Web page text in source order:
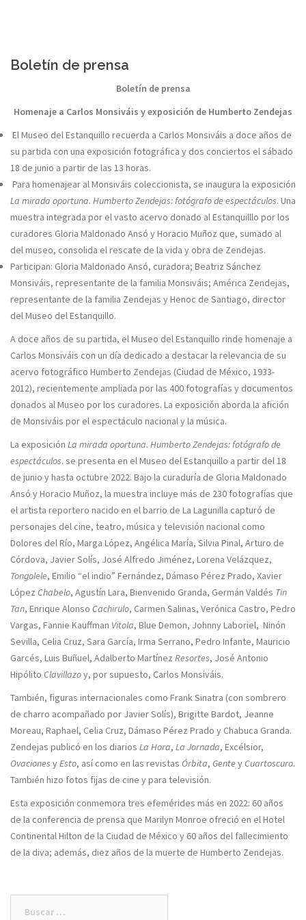
Boletín de prensa
Boletín de prensa
Homenaje a Carlos Monsiváis y exposición de Humberto Zendejas
El Museo del Estanquillo recuerda a Carlos Monsiváis a doce años de
su partida con una exposición fotográfica y dos conciertos el sábado
18 de junio a partir de las 13 horas.
Para homenajear al Monsiváis coleccionista, se inaugura la exposición
La mirada oportuna. Humberto Zendejas: fotógrafo de espectáculos. Una
muestra integrada por el vasto acervo donado al Estanquilllo por los
curadores Gloria Maldonado Ansó y Horacio Muñoz que, sumado al
del museo, consolida el rescate de la vida y obra de Zendejas.
Participan: Gloria Maldonado Ansó, curadora; Beatriz Sánchez
Monsiváis, representante de la familia Monsiváis; América Zendejas,
representante de la familia Zendejas y Henoc de Santiago, director
del Museo del Estanquillo.
A doce años de su partida, el Museo del Estanquillo rinde homenaje a
Carlos Monsiváis con un día dedicado a destacar la relevancia de su
acervo fotográfico Humberto Zendejas (Ciudad de México, 1933-
2012), recientemente ampliada por las 400 fotografías y documentos
donados al Museo por los curadores. La exposición aborda la afición
de Monsiváis por el espectáculo nacional y la música.
La exposición La mirada oportuna. Humberto Zendejas: fotógrafo de
espectáculos. se presenta en el Museo del Estanquillo a partir del 18
de junio y hasta octubre 2022. Bajo la curaduría de Gloria Maldonado
Ansó y Horacio Muñoz, la muestra incluye más de 230 fotografías que
el artista reportero nacido en el barrio de La Lagunilla capturó de
personajes del cine, teatro, música y televisión nacional como
Dolores del Río, Marga López, Angélica María, Silvia Pinal, Arturo de
Córdova, Javier Solís, José Alfredo Jiménez, Lorena Velázquez,
Tongolele, Emilio “el indio” Fernández, Dámaso Pérez Prado, Xavier
López Chabelo, Agustín Lara, Bienvenido Granda, Germán Valdés Tin
Tan, Enrique Alonso Cachirulo, Carmen Salinas, Verónica Castro, Pedro
Vargas, Fannie Kauffman Vitola, Blue Demon, Johnny Laboriel, Ninón
Sevilla, Celia Cruz, Sara García, Irma Serrano, Pedro Infante, Mauricio
Garcés, Luis Buñuel, Adalberto Martínez Resortes, José Antonio
Hipólito Clavillazoy, por supuesto, Carlos Monsiváis.
También, figuras internacionales como Frank Sinatra (con sombrero
de charro acompañado por Javier Solís), Brigitte Bardot, Jeanne
Moreau, Raphael, Celia Cruz, Dámaso Pérez Prado y Chabuca Granda.
Zendejas publicó en los diarios La Hora, La Jornada, Excélsior,
Ovaciones yEsto, así como en las revistas Órbita, GenteyCuartoscuro.
También hizo fotos fijas de cine y para televisión.
Esta exposición conmemora tres efemérides más en 2022: 60 años
de la conferencia de prensa que Marilyn Monroe ofreció en el Hotel
Continental Hilton de la Ciudad de México y 60 años del fallecimiento
de la diva; además, diez años de la muerte de Humberto Zendejas.